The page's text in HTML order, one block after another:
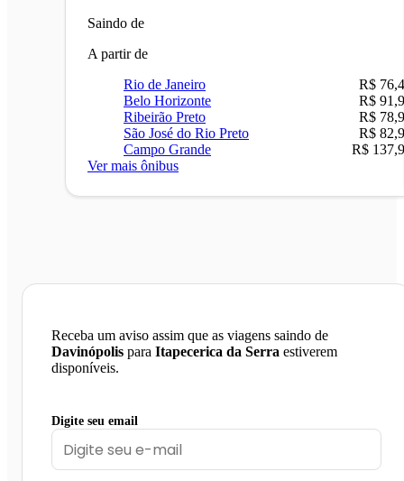
Saindo de
A partir de
Rio de Janeiro
R$
Belo Horizonte
R$
Ribeirão Preto
R$
São José do Rio Preto
R$
Campo Grande
R$
Ver mais ônibus
Receba um aviso assim que as viagens saindo de
Davinópolis para Itapecerica da Serra estiverem
disponíveis.
Digite seu email